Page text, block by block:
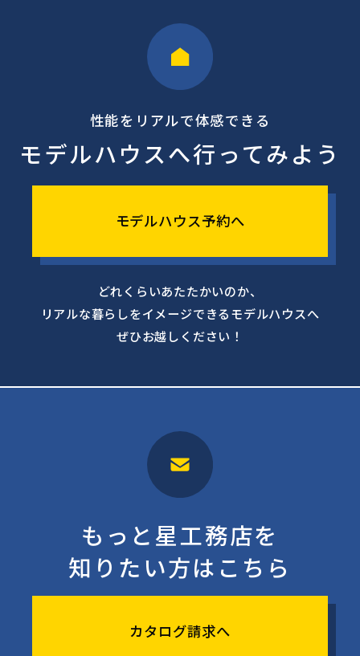
性能をリアルで体感できる
モデルハウスへ行ってみよう
モデルハウス予約へ
どれくらいあたたかいのか、
リアルな暮らしをイメージできるモデルハウスへ
ぜひお越しください！
もっと星工務店を
知りたい方はこちら
カタログ請求へ